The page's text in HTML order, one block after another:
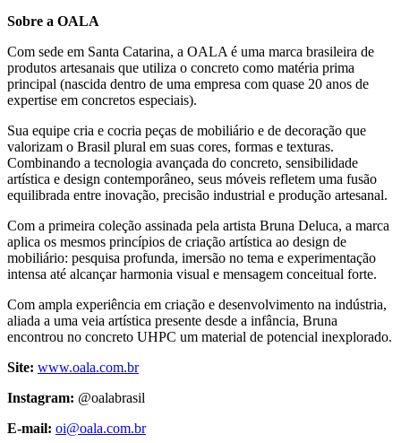
Sobre a OALA
Com sede em Santa Catarina, a OALA é uma marca brasileira de
produtos artesanais que utiliza o concreto como matéria prima
principal (nascida dentro de uma empresa com quase 20 anos de
expertise em concretos especiais).
Sua equipe cria e cocria peças de mobiliário e de decoração que
valorizam o Brasil plural em suas cores, formas e texturas.
Combinando a tecnologia avançada do concreto, sensibilidade
artística e design contemporâneo, seus móveis refletem uma fusão
equilibrada entre inovação, precisão industrial e produção artesanal.
Com a primeira coleção assinada pela artista Bruna Deluca, a marca
aplica os mesmos princípios de criação artística ao design de
mobiliário: pesquisa profunda, imersão no tema e experimentação
intensa até alcançar harmonia visual e mensagem conceitual forte.
Com ampla experiência em criação e desenvolvimento na indústria,
aliada a uma veia artística presente desde a infância, Bruna
encontrou no concreto UHPC um material de potencial inexplorado.
Site: www.oala.com.br
Instagram: @oalabrasil
E-mail: oi@oala.com.br